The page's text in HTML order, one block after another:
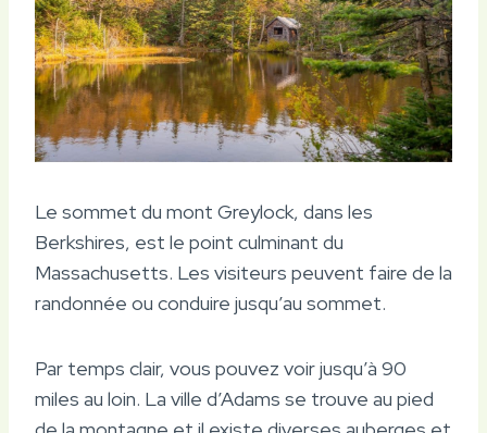
Le sommet du mont Greylock, dans les
Berkshires, est le point culminant du
Massachusetts. Les visiteurs peuvent faire de la
randonnée ou conduire jusqu’au sommet.
Par temps clair, vous pouvez voir jusqu’à 90
miles au loin. La ville d’Adams se trouve au pied